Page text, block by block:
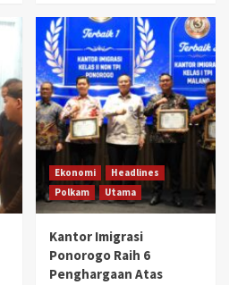
Ekonomi
Headlines
Polkam
Utama
Kantor Imigrasi
Ponorogo Raih 6
Penghargaan Atas